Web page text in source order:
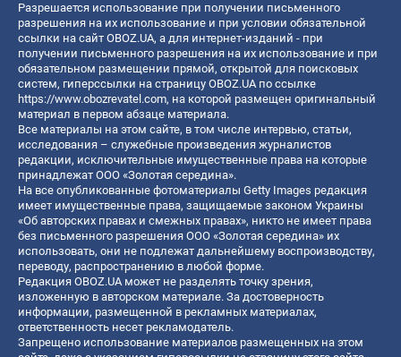
Разрешается использование при получении письменного
разрешения на их использование и при условии обязательной
ссылки на сайт OBOZ.UA, а для интернет-изданий - при
получении письменного разрешения на их использование и при
обязательном размещении прямой, открытой для поисковых
систем, гиперссылки на страницу OBOZ.UA по ссылке
https://www.obozrevatel.com, на которой размещен оригинальный
материал в первом абзаце материала.
Все материалы на этом сайте, в том числе интервью, статьи,
исследования – служебные произведения журналистов
редакции, исключительные имущественные права на которые
принадлежат ООО «Золотая середина».
На все опубликованные фотоматериалы Getty Images редакция
имеет имущественные права, защищаемые законом Украины
«Об авторских правах и смежных правах», никто не имеет права
без письменного разрешения ООО «Золотая середина» их
использовать, они не подлежат дальнейшему воспроизводству,
переводу, распространению в любой форме.
Редакция OBOZ.UA может не разделять точку зрения,
изложенную в авторском материале. За достоверность
информации, размещенной в рекламных материалах,
ответственность несет рекламодатель.
Запрещено использование материалов размещенных на этом